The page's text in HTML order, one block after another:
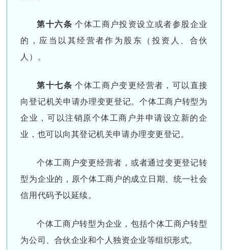
第十六条 个体工商户投资设立或者参股企业
的，应当以其经营者作为股东（投资人、合伙
人）。
第十七条 个体工商户变更经营者，可以直接
向登记机关申请办理变更登记。个体工商户转型为
企业，可以注销原个体工商户并申请设立新的企
业，也可以向其登记机关申请办理变更登记。
个体工商户变更经营者，或者通过变更登记转
型为企业的，原个体工商户的成立日期、统一社会
信用代码予以延续。
个体工商户转型为企业，包括个体工商户转型
为公司、合伙企业和个人独资企业等组织形式。